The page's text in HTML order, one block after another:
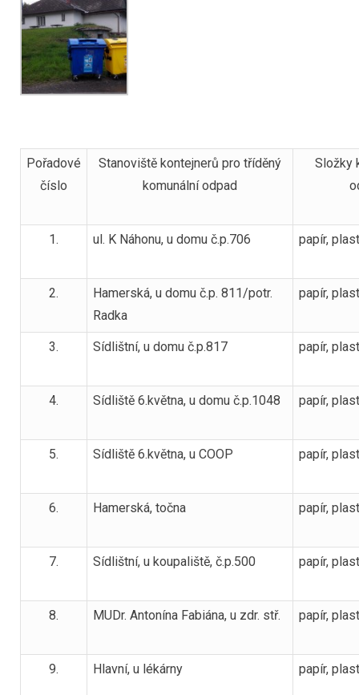
Pořadové
číslo
Stanoviště kontejnerů pro tříděný
komunální odpad
Složky
1. ul. K Náhonu, u domu č.p.706 papír, plast
2.
Hamerská, u domu č.p. 811/potr.
Radka
papír,
3. Sídlištní, u domu č.p.817 papír,
4. Sídliště 6.května, u domu č.p.1048 papír,
5. Sídliště 6.května, u COOP papír,
6. Hamerská, točna papír, plast
7. Sídlištní, u koupaliště, č.p.500 papír,
8. MUDr. Antonína Fabiána, u zdr. stř. papír, plast
9. Hlavní, u lékárny papír, plast